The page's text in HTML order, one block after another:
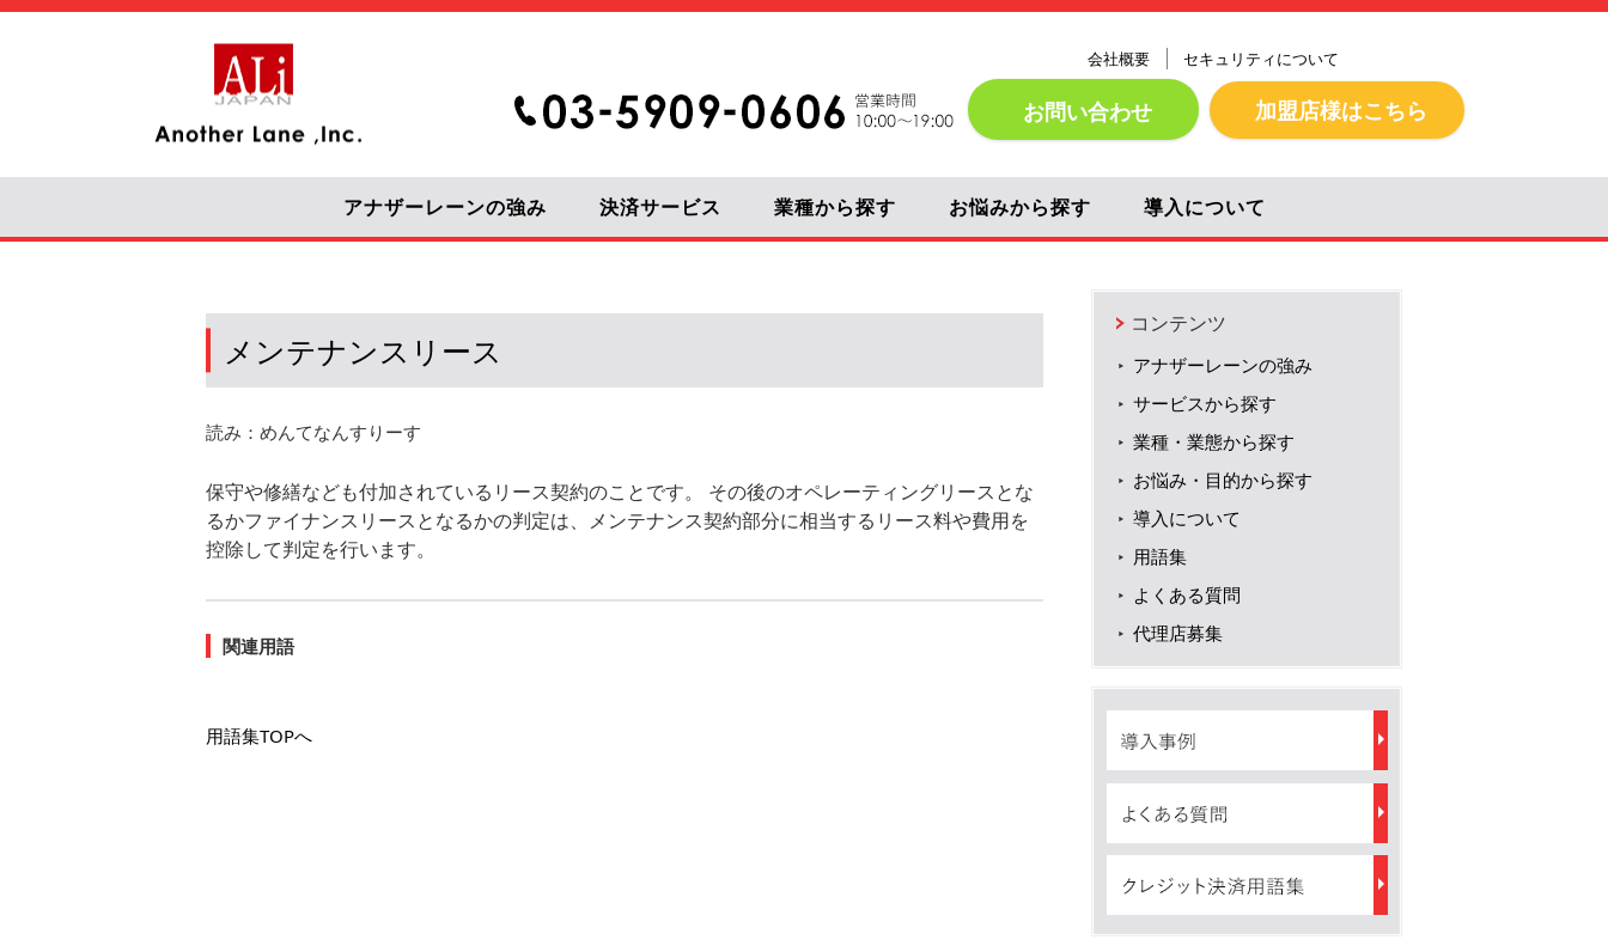
会社概要 セキュリティについて
お問い合わせ 加盟店様はこちら
アナザーレーンの強み 決済サービス 業種から探す お悩みから探す 導入について
コンテンツ
アナザーレーンの強み
サービスから探す
業種・業態から探す
お悩み・目的から探す
導入について
用語集
よくある質問
代理店募集
メンテナンスリース
読み：めんてなんすりーす
保守や修繕なども付加されているリース契約のことです。 その後のオペレーティングリースとな
るかファイナンスリースとなるかの判定は、メンテナンス契約部分に相当するリース料や費用を
控除して判定を行います。
関連用語
用語集TOPへ